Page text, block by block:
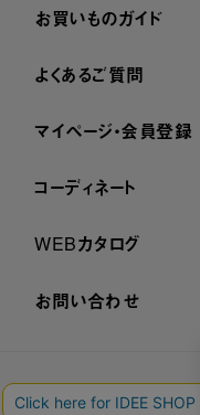
お買いものガイド
よくあるご質問
マイページ・会員登録
コーディネート
WEBカタログ
お問い合わせ
プライバシーポリシー